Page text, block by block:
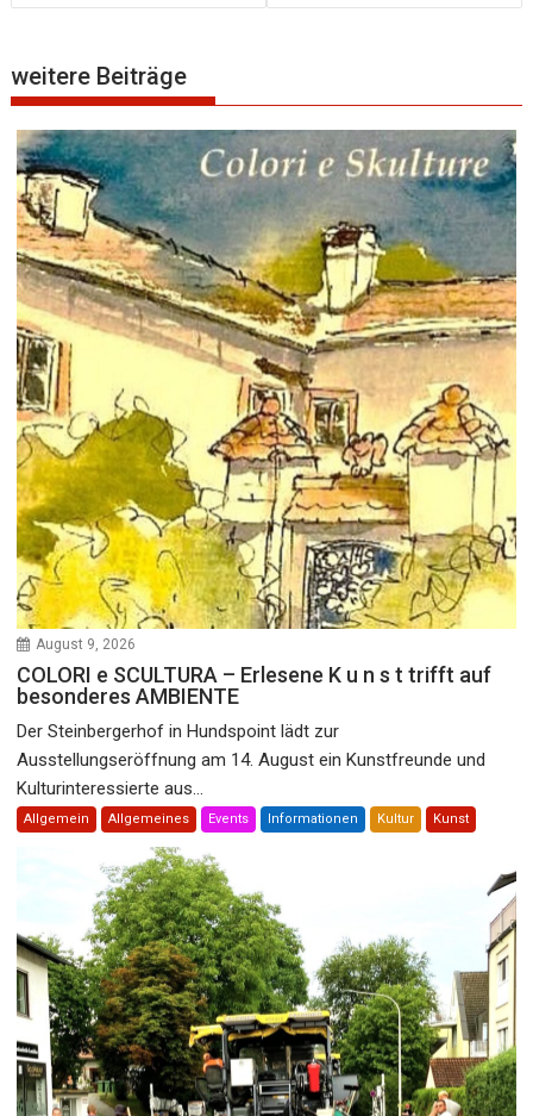
weitere Beiträge
August 9, 2026
COLORI e SCULTURA – Erlesene K u n s t trifft auf
besonderes AMBIENTE
Der Steinbergerhof in Hundspoint lädt zur
Ausstellungseröffnung am 14. August ein Kunstfreunde und
Kulturinteressierte aus...
Allgemein Allgemeines Events Informationen Kultur Kunst